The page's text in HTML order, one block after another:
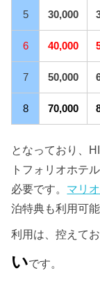
5 30,000
6 40,000
7 50,000
8 70,000
となっており、
トフォリオホテ
必要です。 マリ
泊特典も利用可
利用は、控えて
いです。